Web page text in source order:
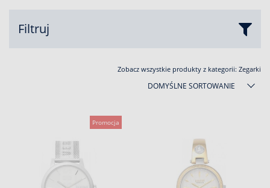
Filtruj
Zobacz wszystkie produkty z kategorii: Zegarki
DOMYŚLNE SORTOWANIE
Promocja